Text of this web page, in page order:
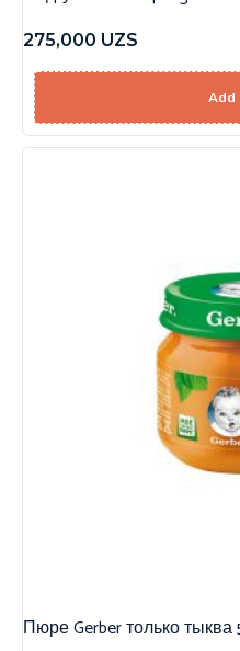
275,000 UZS
Add
Пюре Gerber только тыква